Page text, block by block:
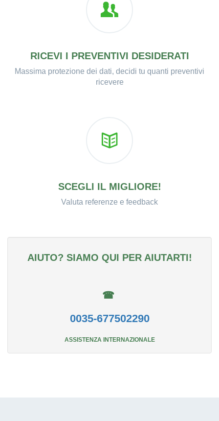
RICEVI I PREVENTIVI DESIDERATI
Massima protezione dei dati, decidi tu quanti preventivi
ricevere
SCEGLI IL MIGLIORE!
Valuta referenze e feedback
AIUTO? SIAMO QUI PER AIUTARTI!
☎
0035-677502290
ASSISTENZA INTERNAZIONALE